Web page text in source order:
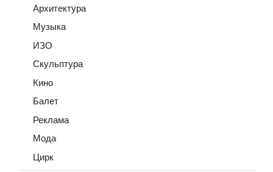
Архитектура
Музыка
ИЗО
Скульптура
Кино
Балет
Реклама
Мода
Цирк